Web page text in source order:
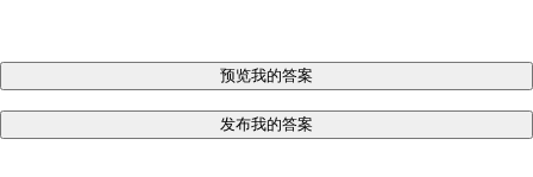
预览我的答案
发布我的答案